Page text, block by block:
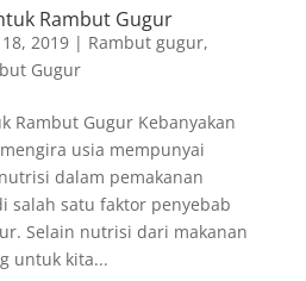
Rambut Gugur
2019| Rambut gugur,
Gugur
Rambut Gugur Kebanyakan
usia mempunyai
dalam pemakanan
salah satu faktor penyebab
Selain nutrisi dari makanan
untuk kita...